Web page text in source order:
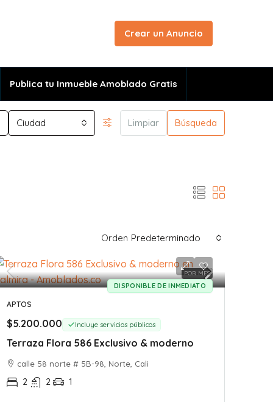
Crear un Anuncio
Publica tu Inmueble Amoblado Gratis
Ciudad Limpiar Búsqueda
Orden Predeterminado
POR MES
DISPONIBLE DE INMEDIATO
APTOS
$5.200.000 Incluye servicios públicos
Terraza Flora 586 Exclusivo & moderno
calle 58 norte # 5B-98, Norte, Cali
2 2 1